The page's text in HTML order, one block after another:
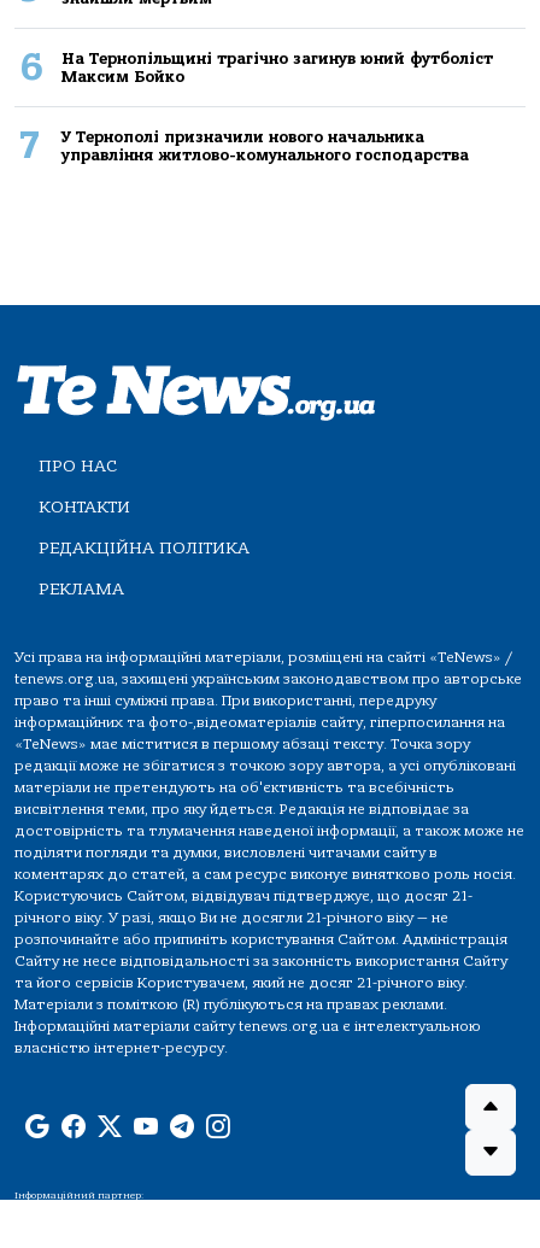
6
На Тернопільщині трагічно загинув юний футболіст
Максим Бойко
7
У Тернополі призначили нового начальника
управління житлово-комунального господарства
ПРО НАС
КОНТАКТИ
РЕДАКЦІЙНА ПОЛІТИКА
РЕКЛАМА
Усі права на інформаційні матеріали, розміщені на сайті «TeNews» /
tenews.org.ua, захищені українським законодавством про авторське
право та інші суміжні права. При використанні, передруку
інформаційних та фото-,відеоматеріалів сайту, гіперпосилання на
«TeNews» має міститися в першому абзаці тексту. Точка зору
редакції може не збігатися з точкою зору автора, а усі опубліковані
матеріали не претендують на об'єктивність та всебічність
висвітлення теми, про яку йдеться. Редакція не відповідає за
достовірність та тлумачення наведеної інформації, а також може не
поділяти погляди та думки, висловлені читачами сайту в
коментарях до статей, а сам ресурс виконує винятково роль носія.
Користуючись Сайтом, відвідувач підтверджує, що досяг 21-
річного віку. У разі, якщо Ви не досягли 21-річного віку — не
розпочинайте або припиніть користування Сайтом. Адміністрація
Сайту не несе відповідальності за законність використання Сайту
та його сервісів Користувачем, який не досяг 21-річного віку.
Матеріали з поміткою (R) публікуються на правах реклами.
Інформаційні матеріали сайту tenews.org.ua є інтелектуальною
власністю інтернет-ресурсу.
Інформаційний партнер: